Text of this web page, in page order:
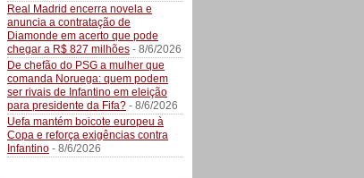
Real Madrid encerra novela e
anuncia a contratação de
Diamonde em acerto que pode
chegar a R$ 827 milhões - 8/6/2026
De chefão do PSG a mulher que
comanda Noruega: quem podem
ser rivais de Infantino em eleição
para presidente da Fifa? - 8/6/2026
Uefa mantém boicote europeu à
Copa e reforça exigências contra
Infantino - 8/6/2026